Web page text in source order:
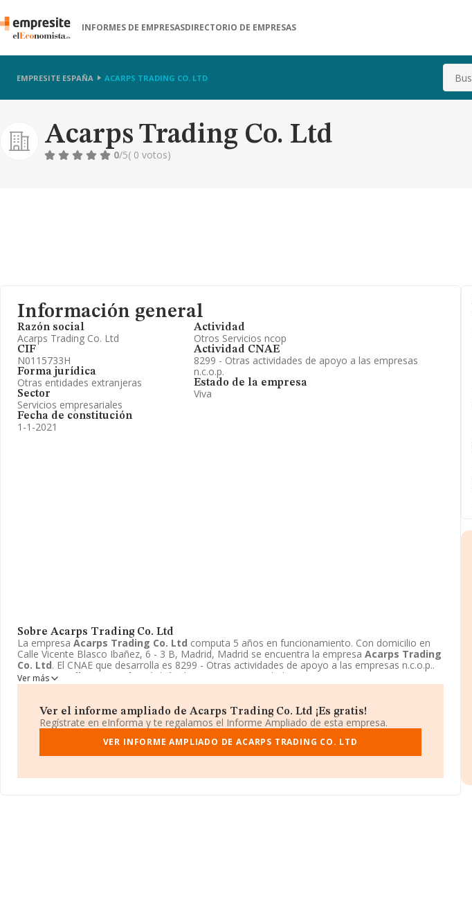
INFORMES DE EMPRESASDIRECTORIO DE EMPRESAS
EMPRESITE ESPAÑA ACARPS TRADING CO. LTD Buscar
Acarps Trading Co. Ltd
0/5( 0 votos)
Información general
Razón social
Acarps Trading Co. Ltd
CIF
N0115733H
Forma jurídica
Otras entidades extranjeras
Sector
Servicios empresariales
Fecha de constitución
1-1-2021
Actividad
Otros Servicios ncop
Actividad CNAE
8299 - Otras actividades de apoyo a las empresas
n.c.o.p.
Estado de la empresa
Viva
Sobre Acarps Trading Co. Ltd
La empresa Acarps Trading Co. Ltd computa 5 años en funcionamiento. Con domicilio en
Calle Vicente Blasco Ibañez, 6 - 3 B, Madrid, Madrid se encuentra la empresa Acarps Trading
Co. Ltd. El CNAE que desarrolla es 8299 - Otras actividades de apoyo a las empresas n.c.o.p..
Acarps Trading Co. Ltd está definida como Otras entidades extranjeras.
Ver más
Ver el informe ampliado de Acarps Trading Co. Ltd ¡Es gratis!
Regístrate en eInforma y te regalamos el Informe Ampliado de esta empresa.
VER INFORME AMPLIADO DE ACARPS TRADING CO. LTD